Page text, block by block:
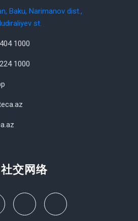
Baku, Narimanov dist.,
st.
1000
1000
社交网络